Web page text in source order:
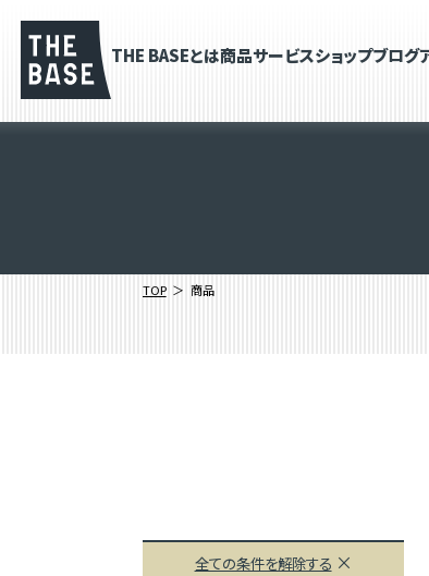
THE BASEとは商品サービスショップブログ
TOP 商品
全ての条件を解除する